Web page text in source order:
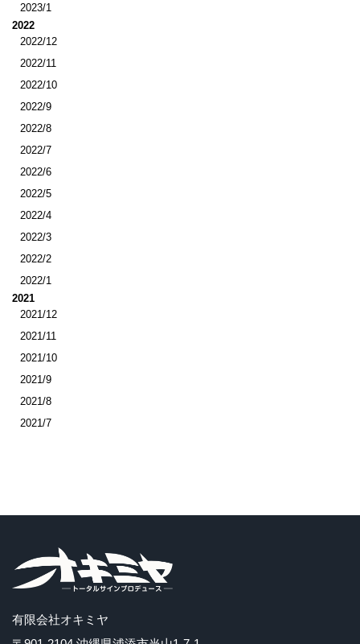
2023/1
2022
2022/12
2022/11
2022/10
2022/9
2022/8
2022/7
2022/6
2022/5
2022/4
2022/3
2022/2
2022/1
2021
2021/12
2021/11
2021/10
2021/9
2021/8
2021/7
有限会社オキミヤ